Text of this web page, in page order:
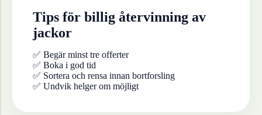
Tips för billig återvinning av
jackor
✅ Begär minst tre offerter
✅ Boka i god tid
✅ Sortera och rensa innan bortforsling
✅ Undvik helger om möjligt